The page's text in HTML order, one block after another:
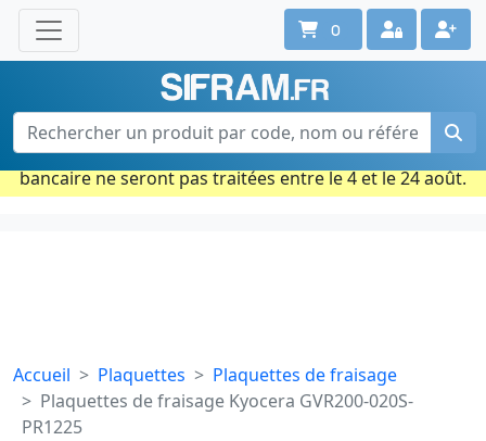
Une question ? Un conseil ?
Contactez-nous au 02 40 92 17 71
Ouvert du lun. au vend. de 08h à 18h
Période estivale : Les commandes prises par carte
bancaire ne seront pas traitées entre le 4 et le 24 août.
0
Accueil Plaquettes
Plaquettes de fraisage
Plaquettes de fraisage Kyocera GVR200-020S-
PR1225